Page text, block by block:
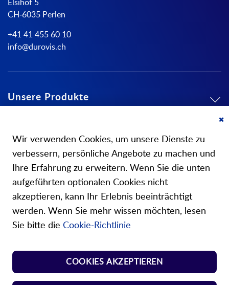
Elsihof 5
CH-6035 Perlen
+41 41 455 60 10
info@durovis.ch
Unsere Produkte
Über uns
Unsere Shops
Shop Norm Federn
Shop Kunst-Normteile
Wir verwenden Cookies, um unsere Dienste zu
verbessern, persönliche Angebote zu machen und
Ihre Erfahrung zu erweitern. Wenn Sie die unten
aufgeführten optionalen Cookies nicht
akzeptieren, kann Ihr Erlebnis beeinträchtigt
werden. Wenn Sie mehr wissen möchten, lesen
Sie bitte die Cookie-Richtlinie
COOKIES AKZEPTIEREN